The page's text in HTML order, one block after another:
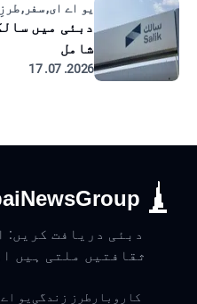
یو اے ای, سفر,
شامل
2026. 07. 17
دبئی دریافت کریں:
ثقافتیں ملتی ہیں
کاروبار طرزِ زندگی یو